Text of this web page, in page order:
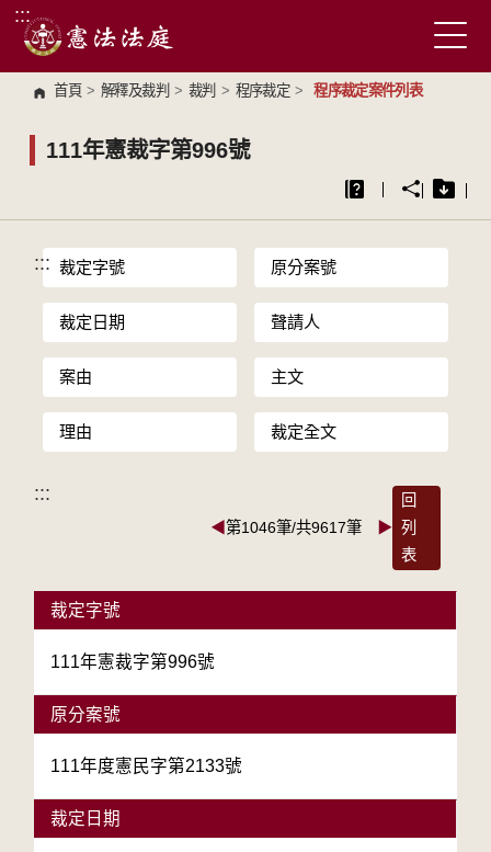
跳到主要內容區塊
:::
首頁 > 解釋及裁判 > 裁判 > 程序裁定 > 程序裁定案件列表
111年憲裁字第996號
::: 裁定字號 原分案號
裁定日期 聲請人
案由 主文
理由 裁定全文
:::
◀第1046筆/共9617筆 ▶
回
列
表
裁定字號
111年憲裁字第996號
原分案號
111年度憲民字第2133號
裁定日期